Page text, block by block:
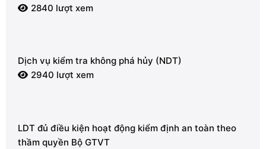
2840 lượt xem
Dịch vụ kiểm tra không phá hủy (NDT)
2940 lượt xem
LDT đủ điều kiện hoạt động kiểm định an toàn theo
thầm quyền Bộ GTVT